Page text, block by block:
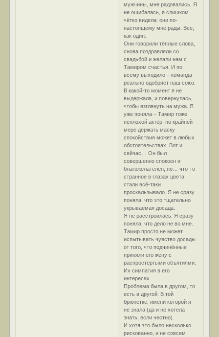
мужчины, мне радовались. Я
не ошибалась, я слишком
чётко видела: они по-
настоящему мне рады. Все,
как один.
Они говорили тёплые слова,
снова поздравляли со
свадьбой и желали нам с
Тамиром счастья. И по
всему выходило – команда
реально одобряет наш союз.
В какой-то момент я не
выдержала, и повернулась,
чтобы взглянуть на мужа. Я
уже поняла – Тамир тоже
неплохой актёр, по крайней
мере держать маску
спокойствия может в любых
обстоятельствах. Вот и
сейчас… Он был
совершенно спокоен и
благожелателен, но… что-то
странное в глазах цвета
стали всё-таки
проскальзывало. Я не сразу
поняла, что это тщательно
укрываемая досада.
Я не расстроилась. Я сразу
поняла, что дело не во мне.
Тамир просто не может
испытывать чувство досады
от того, что подчинённые
приняли его жену с
распростёртыми объятиями.
Их симпатия в его
интересах.
Проблема была в другом, то
есть в другой. В той
брюнетке, имени которой я
не знала (да и не хотела
знать, если честно).
И хотя это было несколько
рискованно, и не совсем